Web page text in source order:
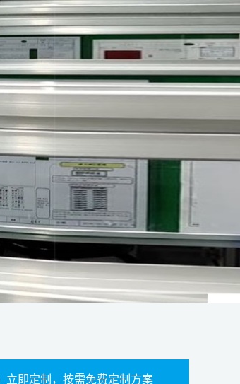
立即定制，按需免费定制方案